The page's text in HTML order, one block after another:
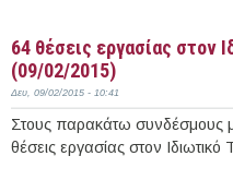
64 θέσεις εργασίας στον
(09/02/2015)
Δευ, 09/02/2015 - 10:41
Στους παρακάτω συνδέσμους
θέσεις εργασίας στον